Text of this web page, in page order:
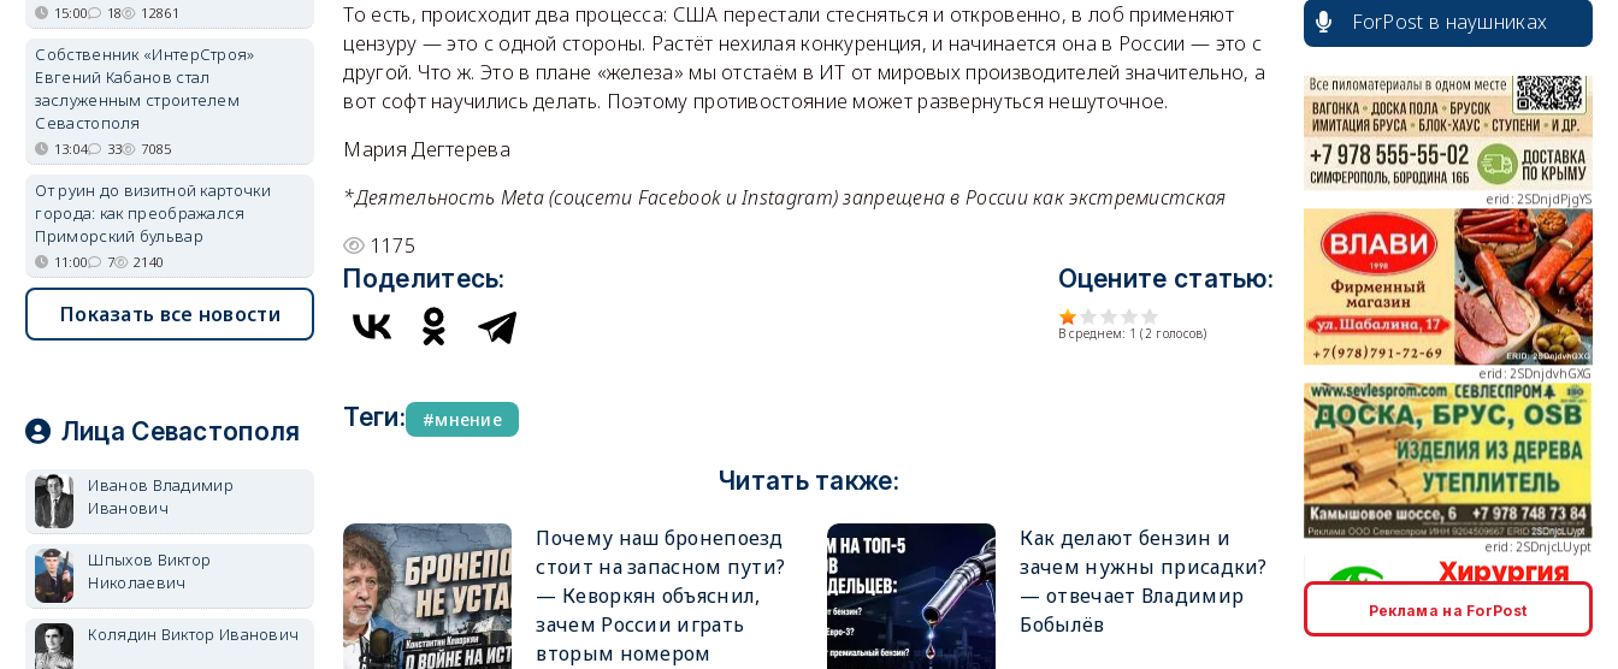
То есть, происходит два процесса: США перестали стесняться и откровенно, в лоб применяют
цензуру — это с одной стороны. Растёт нехилая конкуренция, и начинается она в России — это с
другой. Что ж. Это в плане «железа» мы отстаём в ИТ от мировых производителей значительно, а
вот софт научились делать. Поэтому противостояние может развернуться нешуточное.
Мария Дегтерева
*Деятельность Meta (соцсети Facebook и Instagram) запрещена в России как экстремистская
1175
Поделитесь: Оцените статью:
В среднем: 1 (2 голосов)
Теги: мнение
Читать также:
Почему наш бронепоезд
стоит на запасном пути?
— Кеворкян объяснил,
зачем России играть
вторым номером
Как делают бензин и
зачем нужны присадки?
— отвечает Владимир
Бобылёв
15:00 18 12861
Собственник «ИнтерСтроя»
Евгений Кабанов стал
заслуженным строителем
Севастополя
13:04 33 7085
От руин до визитной карточки
города: как преображался
Приморский бульвар
11:00 7 2140
Показать все новости
Лица Севастополя
Иванов Владимир
Иванович
Шпыхов Виктор
Николаевич
Колядин Виктор Иванович
ForPost в наушниках
erid: 2SDnjdPjgYS
erid: 2SDnjdvhGXG
erid: 2SDnjcLUypt
erid: 2SDnjcrDNw6
Реклама на ForPost